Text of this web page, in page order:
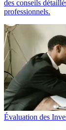
des conseils
professionnels.
Évaluation des